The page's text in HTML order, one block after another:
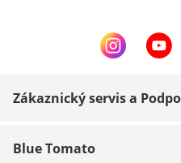
Zákaznický servis a
Blue Tomato